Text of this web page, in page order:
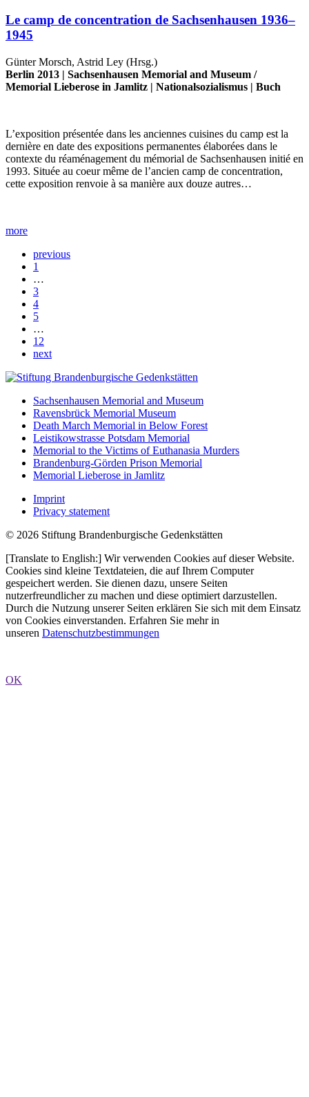
Le camp de concentration de Sachsenhausen 1936–
1945
Günter Morsch, Astrid Ley (Hrsg.)
Berlin 2013 | Sachsenhausen Memorial and Museum /
Memorial Lieberose in Jamlitz | Nationalsozialismus | Buch
L’exposition présentée dans les anciennes cuisines du camp est la
dernière en date des expositions permanentes élaborées dans le
contexte du réaménagement du mémorial de Sachsenhausen initié en
1993. Située au coeur même de l’ancien camp de concentration,
cette exposition renvoie à sa manière aux douze autres…
more
previous
1
…
3
4
5
…
12
next
Sachsenhausen Memorial and Museum
Ravensbrück Memorial Museum
Death March Memorial in Below Forest
Leistikowstrasse Potsdam Memorial
Memorial to the Victims of Euthanasia Murders
Brandenburg-Görden Prison Memorial
Memorial Lieberose in Jamlitz
Imprint
Privacy statement
© 2026 Stiftung Brandenburgische Gedenkstätten
[Translate to English:] Wir verwenden Cookies auf dieser Website.
Cookies sind kleine Textdateien, die auf Ihrem Computer
gespeichert werden. Sie dienen dazu, unsere Seiten
nutzerfreundlicher zu machen und diese optimiert darzustellen.
Durch die Nutzung unserer Seiten erklären Sie sich mit dem Einsatz
von Cookies einverstanden. Erfahren Sie mehr in
unseren Datenschutzbestimmungen
OK